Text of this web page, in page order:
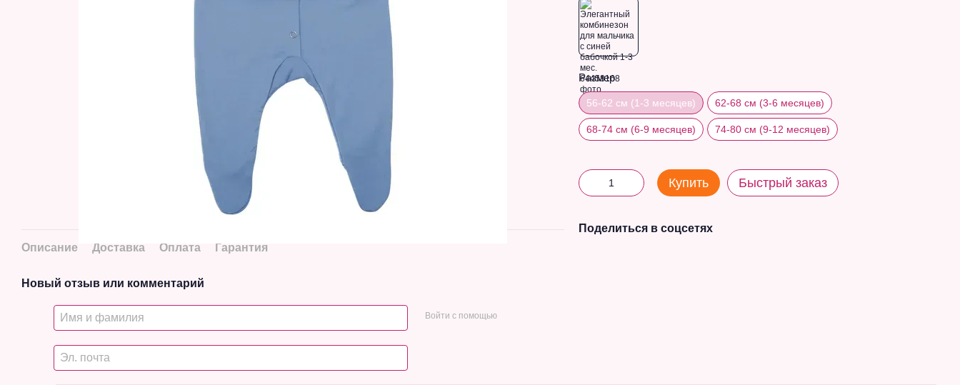
Описание Доставка Оплата Гарантия
Размер
56-62 см (1-3 месяцев) 62-68 см (3-6 месяцев)
68-74 см (6-9 месяцев) 74-80 см (9-12 месяцев)
Купить Быстрый заказ
Поделиться в соцсетях
Новый отзыв или комментарий
Войти с помощью